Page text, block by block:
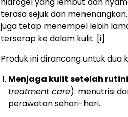
terasa sejuk dan
juga tetap menempel lebih
terserap ke dalam kulit. [i]
Produk ini dirancang untuk dua
Menjaga kulit setelah
treatment care): menutrisi
perawatan sehari-hari.